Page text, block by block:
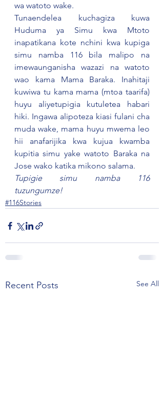
wa watoto wake.
Tunaendelea kuchagiza kuwa
Huduma ya Simu kwa Mtoto
inapatikana kote nchini kwa kupiga
simu namba 116 bila malipo na
imewaunganisha wazazi na watoto
wao kama Mama Baraka. Inahitaji
kuwiwa tu kama mama (mtoa taarifa)
huyu aliyetupigia kutuletea habari
hiki. Ingawa alipoteza kiasi fulani cha
muda wake, mama huyu mwema leo
hii anafarijika kwa kujua kwamba
kupitia simu yake watoto Baraka na
Jose wako katika mikono salama.
Tupigie simu namba 116
tuzungumze!
#116Stories
Recent Posts See All